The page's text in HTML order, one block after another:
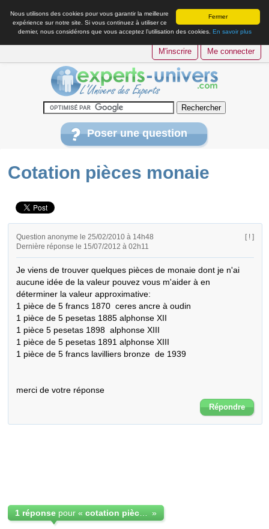
Fermer
Nous utilisons des cookies pour vous garantir la meilleure
expérience sur notre site. Si vous continuez à utiliser ce
dernier, nous considérons que vous acceptez l’utilisation des cookies. En savoir plus
M'inscrire Me connecter
Poser une question
Cotation pièces monaie
Question anonyme le 25/02/2010 à 14h48
Dernière réponse le 15/07/2012 à 02h11
[ ! ]
Je viens de trouver quelques pièces de monaie dont je n'ai
aucune idée de la valeur pouvez vous m'aider à en
déterminer la valeur approximative:
1 pièce de 5 francs 1870  ceres ancre à oudin
1 pièce de 5 pesetas 1885 alphonse XII
1 pièce 5 pesetas 1898  alphonse XIII
1 pièce de 5 pesetas 1891 alphonse XIII
1 pièce de 5 francs lavilliers bronze  de 1939
merci de votre réponse
Répondre
1 réponse pour « »